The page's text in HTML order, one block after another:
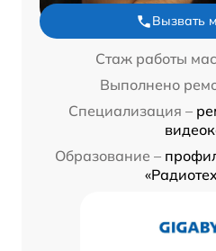
Вызвать
Стаж работы
Выполнено
Специализация –
Образование –